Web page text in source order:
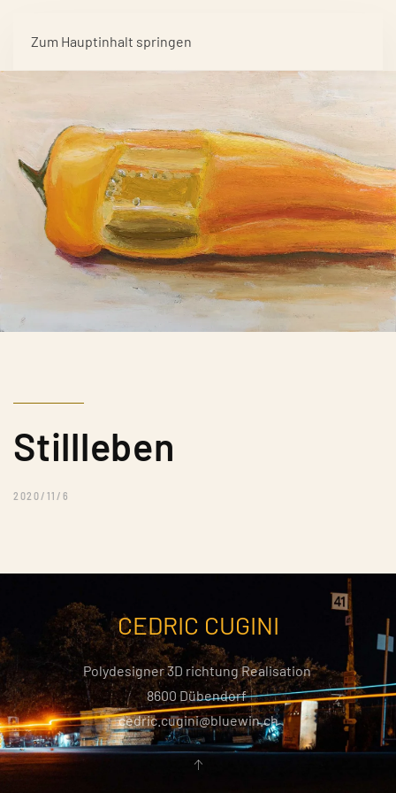
Zum Hauptinhalt springen
Stillleben
2020/11/6
CEDRIC CUGINI
Polydesigner 3D richtung Realisation
8600 Dübendorf
cedric.cugini@bluewin.ch